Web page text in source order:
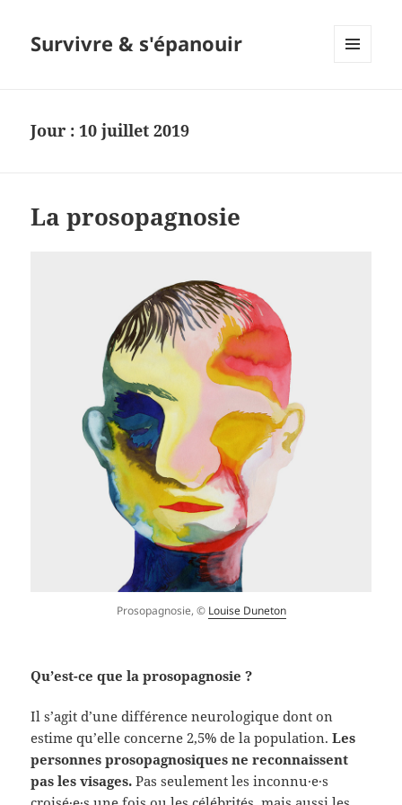
Survivre & s'épanouir
Jour : 10 juillet 2019
La prosopagnosie
Prosopagnosie, © Louise Duneton
Qu’est-ce que la prosopagnosie ?
Il s’agit d’une différence neurologique dont on
estime qu’elle concerne 2,5% de la population.Les
personnes prosopagnosiques ne reconnaissent
pas les visages. Pas seulement les inconnu·e·s